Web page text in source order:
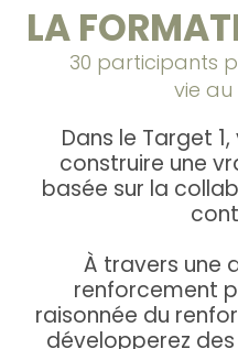
LA
30 participants
vie
Dans le Target
construire une
basée sur la
À travers une
renforcement
raisonnée du
développerez